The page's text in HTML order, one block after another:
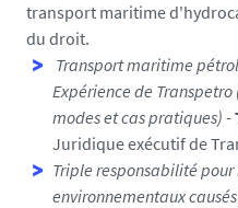
transport maritime
du droit.
Transport maritime
Expérience de
modes et cas pratiques) -
Juridique exécutif de
Triple responsabilité
environnementaux